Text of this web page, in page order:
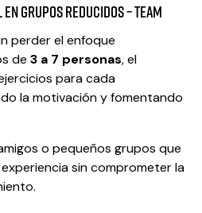
Grupos Reducidos – TEAM
perder el enfoque
de 3 a 7 personas, el
para cada
la motivación y fomentando
o pequeños grupos que
sin comprometer la